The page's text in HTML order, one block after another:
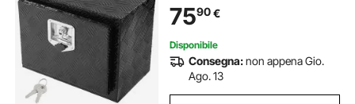
Cassetta porta attrezzi carico 20 kg
7590€
Disponibile
Consegna:non appena Gio.
Ago. 13